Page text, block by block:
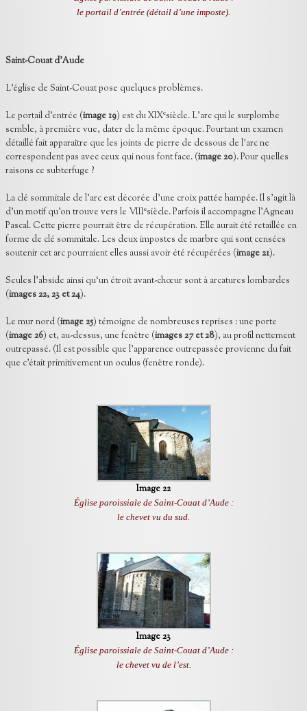
le portail d’entrée (détail d’une imposte).
Saint-Couat d’Aude
L’église de Saint-Couat pose quelques problèmes.
Le portail d’entrée (image 19) est du XIXesiècle. L’arc qui le surplombe
semble, à première vue, dater de la même époque. Pourtant un examen
détaillé fait apparaître que les joints de pierre de dessous de l’arc ne
correspondent pas avec ceux qui nous font face. (image 20). Pour quelles
raisons ce subterfuge ?
La clé sommitale de l’arc est décorée d’une croix pattée hampée. Il s’agit là
d’un motif qu’on trouve vers le VIIIesiècle. Parfois il accompagne l’Agneau
Pascal. Cette pierre pourrait être de récupération. Elle aurait été retaillée en
forme de clé sommitale. Les deux impostes de marbre qui sont censées
soutenir cet arc pourraient elles aussi avoir été récupérées (image 21).
Seules l’abside ainsi qu‘un étroit avant-chœur sont à arcatures lombardes
(images 22, 23 et 24).
Le mur nord (image 25) témoigne de nombreuses reprises : une porte
(image 26) et, au-dessus, une fenêtre (images 27 et 28), au profil nettement
outrepassé. (Il est possible que l’apparence outrepassée provienne du fait
que c’était primitivement un oculus (fenêtre ronde).
Image 22
Église paroissiale de Saint-Couat d’Aude :
le chevet vu du sud.
Image 23
Église paroissiale de Saint-Couat d’Aude :
le chevet vu de l’est.